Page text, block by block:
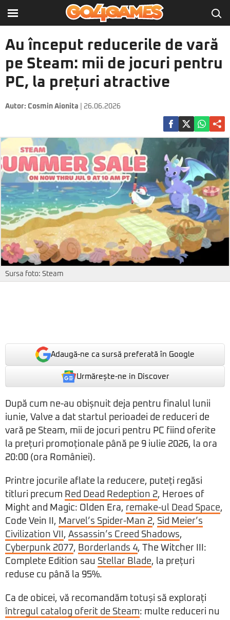
Au început reducerile de vară
pe Steam: mii de jocuri pentru
PC, la prețuri atractive
Autor: Cosmin Aionita | 26.06.2026
Sursa foto: Steam
Adaugă-ne ca sursă preferată în Google
Urmărește-ne in Discover
După cum ne-au obișnuit deja pentru finalul lunii
iunie, Valve a dat startul perioadei de reduceri de
vară pe Steam, mii de jocuri pentru PC fiind oferite
la prețuri promoționale până pe 9 iulie 2026, la ora
20:00 (ora României).
Printre jocurile aflate la reducere, puteți regăsi
titluri precum Red Dead Redeption 2, Heroes of
Might and Magic: Olden Era, remake-ul Dead Space,
Code Vein II, Marvel’s Spider-Man 2, Sid Meier’s
Civilization VII , Assassin’s Creed Shadows,
Cyberpunk 2077, Borderlands 4, The Witcher III:
Complete Edition sau Stellar Blade, la prețuri
reduse cu până la 95%.
Ca de obicei, vă recomandăm totuși să explorați
întregul catalog oferit de Steam: multe reduceri nu